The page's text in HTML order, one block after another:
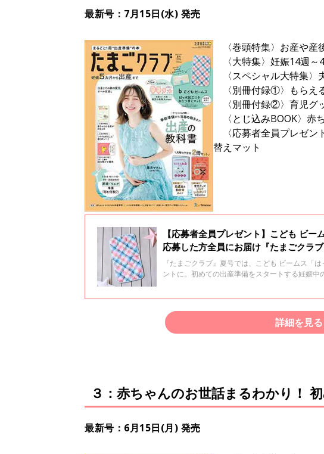
最新号：7月15日(水) 発売
〈巻頭特集〉お産や産
〈大特集〉妊娠14週～
〈スペシャル大特集〉
〈別冊付録①〉もらえ
〈別冊付録②〉育児グ
〈とじ込みBOOK〉赤
〈応募者全員プレゼン
替えマット
【応募者全員プレゼント】こども ビ
応募した方全員にお届け『たまごクラ
『たまごクラブ』夏号では、こども ビームス「
ントに。初めての出産準備をスタートする妊娠
詳細を見る
３：赤ちゃんのお世話まるわかり！
最新号：6月15日(月) 発売